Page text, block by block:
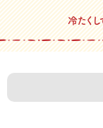
冷たく